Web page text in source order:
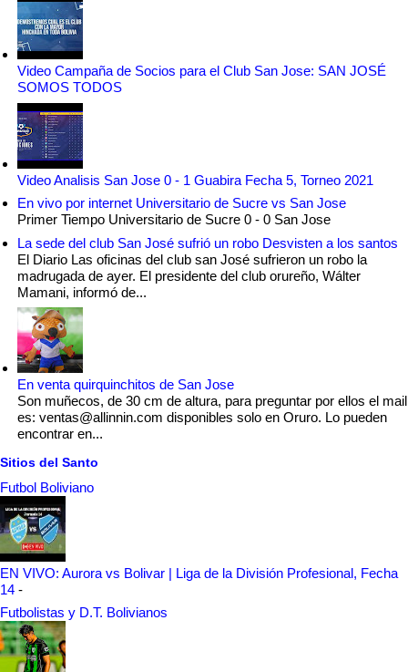
Video Campaña de Socios para el Club San Jose: SAN JOSÉ
SOMOS TODOS
Video Analisis San Jose 0 - 1 Guabira Fecha 5, Torneo 2021
En vivo por internet Universitario de Sucre vs San Jose
Primer Tiempo Universitario de Sucre 0 - 0 San Jose
La sede del club San José sufrió un robo Desvisten a los santos
El Diario Las oficinas del club san José sufrieron un robo la
madrugada de ayer. El presidente del club orureño, Wálter
Mamani, informó de...
En venta quirquinchitos de San Jose
Son muñecos, de 30 cm de altura, para preguntar por ellos el mail
es: ventas@allinnin.com disponibles solo en Oruro. Lo pueden
encontrar en...
Sitios del Santo
Futbol Boliviano
EN VIVO: Aurora vs Bolivar | Liga de la División Profesional, Fecha
14 -
Futbolistas y D.T. Bolivianos